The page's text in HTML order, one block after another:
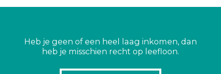
Heb je geen of een heel laag inkomen, dan
heb je misschien recht op leefloon.